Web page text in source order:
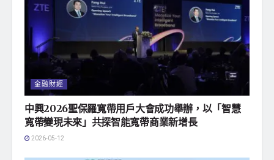
金融財經
中興2026聖保羅寬帶用戶大會成功舉辦，以「智慧
寬帶變現未來」共探智能寬帶商業新增長
2026-05-12